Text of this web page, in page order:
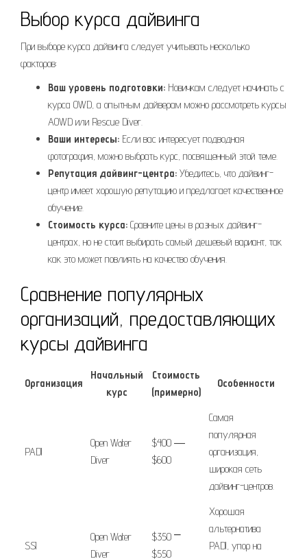
Выбор курса дайвинга
При выборе курса дайвинга следует учитывать несколько
факторов:
Ваш уровень подготовки: Новичкам следует начинать с
курса OWD, а опытным дайверам можно рассмотреть курсы
AOWD или Rescue Diver.
Ваши интересы: Если вас интересует подводная
фотография, можно выбрать курс, посвященный этой теме.
Репутация дайвинг-центра: Убедитесь, что дайвинг-
центр имеет хорошую репутацию и предлагает качественное
обучение.
Стоимость курса: Сравните цены в разных дайвинг-
центрах, но не стоит выбирать самый дешевый вариант, так
как это может повлиять на качество обучения.
Сравнение популярных
организаций, предоставляющих
курсы дайвинга
Организация
Начальный
курс
Стоимость
(примерно)
Особенности
PADI
Open Water
Diver
$400 ―
$600
Самая
популярная
организация,
широкая сеть
дайвинг-центров.
SSI
Open Water
Diver
$350 ⎻
$550
Хорошая
альтернатива
PADI, упор на